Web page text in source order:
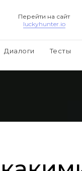
Перейти на сайт
luckyhunter.io
Диалоги Тесты